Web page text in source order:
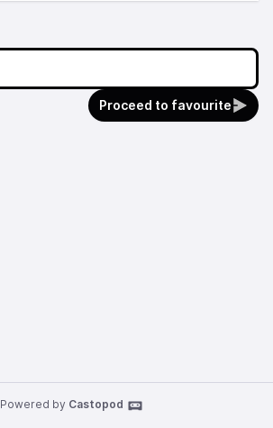
Proceed to favourite
Powered by Castopod